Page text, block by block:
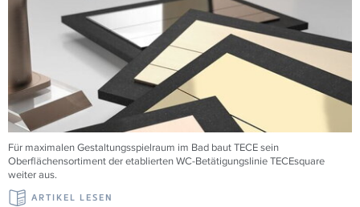
Für maximalen Gestaltungsspielraum im Bad baut TECE sein
Oberflächensortiment der etablierten WC-Betätigungslinie TECEsquare
weiter aus.
ARTIKEL LESEN